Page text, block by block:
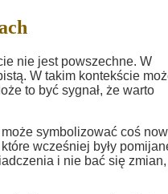
nie jest powszechne. W
W takim kontekście
to być sygnał, że warto
może symbolizować coś
wcześniej były
i nie bać się